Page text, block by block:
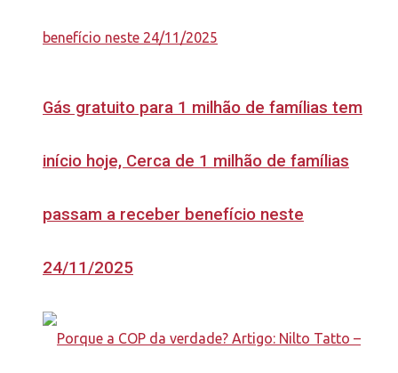
Gás gratuito para 1 milhão de famílias tem
início hoje, Cerca de 1 milhão de famílias
passam a receber benefício neste
24/11/2025